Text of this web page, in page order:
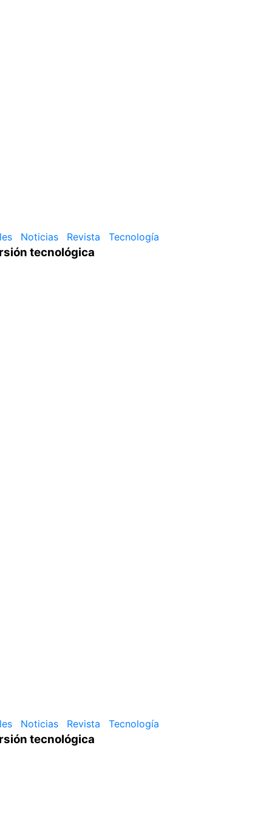
Noticias Revista Tecnología
tecnológica
Noticias Revista Tecnología
tecnológica